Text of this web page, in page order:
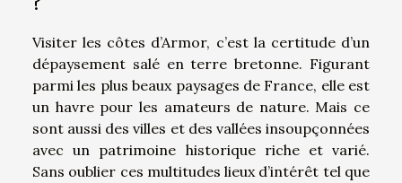
Visiter les côtes d’Armor, c’est la certitude d’un
dépaysement salé en terre bretonne. Figurant
parmi les plus beaux paysages de France, elle est
un havre pour les amateurs de nature. Mais ce
sont aussi des villes et des vallées insoupçonnées
avec un patrimoine historique riche et varié.
Sans oublier ces multitudes lieux d’intérêt tel que